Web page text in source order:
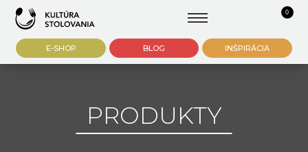
0
E-SHOP BLOG INŠPIRÁCIA
PRODUKTY